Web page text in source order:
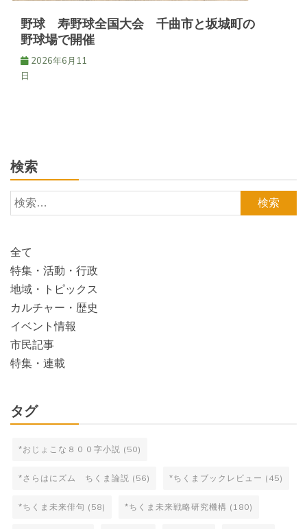
野球 寿野球全国大会 千曲市と坂城町の
野球場で開催
2026年6月11
日
検索
検
索:
全て
特集・活動・行政
地域・トピックス
カルチャー・歴史
イベント情報
市民記事
特集・連載
タグ
*おじょこな８００字小説 (50)
*さらはにズム ちくま論説 (56) *ちくまブックレビュー (45)
*ちくま未来俳句 (58) *ちくま未来戦略研究機構 (180)